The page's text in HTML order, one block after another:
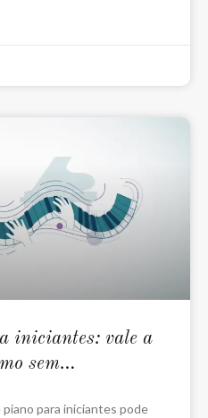
iniciantes: vale a
sem
para iniciantes pode